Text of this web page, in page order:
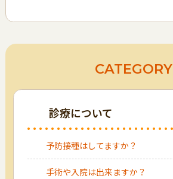
CATEGORY
診療について
予防接種はしてますか？
手術や入院は出来ますか？